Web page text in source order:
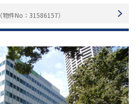
（物件No：31586157）